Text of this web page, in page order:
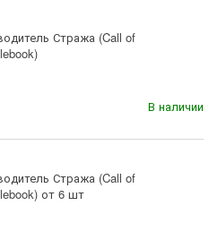
Стража (Call of
В наличии
Стража (Call of
от 6 шт